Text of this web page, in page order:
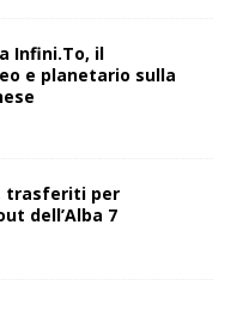
Infini.To, il
e planetario sulla
trasferiti per
dell’Alba 7